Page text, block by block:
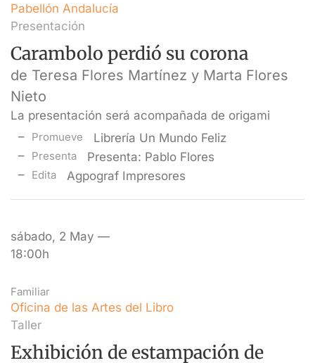
Pabellón Andalucía
Presentación
Carambolo perdió su corona
de Teresa Flores Martínez y Marta Flores
Nieto
La presentación será acompañada de origami
Promueve Librería Un Mundo Feliz
Presenta Presenta: Pablo Flores
Edita Agpograf Impresores
sábado, 2 May —
18:00h
Familiar
Oficina de las Artes del Libro
Taller
Exhibición de estampación de